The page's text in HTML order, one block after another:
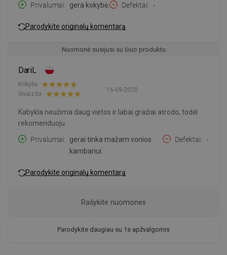
Privalumai
gera kokybė. Defektai -
Parodykite originalų komentarą
Nuomonė susijusi su šiuo produktu
DariL
16-09-2020
Kokybė:
Išvaizda:
Kabykla neužima daug vietos ir labai gražiai atrodo, todėl
rekomenduoju.
Privalumai
gerai tinka mažam vonios
kambariui.
Defektai -
Parodykite originalų komentarą
Parodykite daugiau su 1s apžvalgomis
Rašykite nuomones